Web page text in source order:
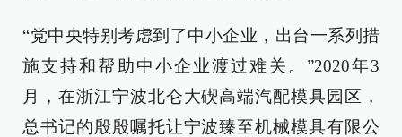
“党中央特别考虑到了中小企业，出台一系列措
施支持和帮助中小企业渡过难关。”2020年3
月，在浙江宁波北仑大碶高端汽配模具园区，
总书记的殷殷嘱托让宁波臻至机械模具有限公